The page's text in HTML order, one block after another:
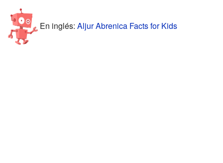
En inglés: Aljur Abrenica Facts for Kids